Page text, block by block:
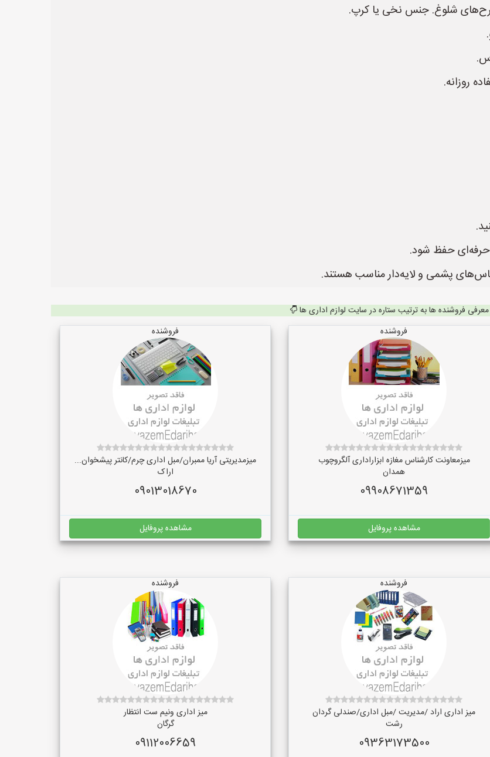
شلوغ. جنس نخی یا کرپ.
روزانه.
حرفه‌ای حفظ شود.
پشمی و لایه‌دار مناسب هستند.
معرفی فروشنده ها به ترتیب ستاره در سایت لوازم اداری ها
فروشنده
میزمعاونت کارشناس مغازه ابزاراداری آلگروچوب
همدان
09908671359
مشاهده پروفایل
فروشنده
میزمدیریتی آریا ممبران/مبل اداری چرم/کانتر پیشخوان...
اراک
09013018670
مشاهده پروفایل
فروشنده
میز اداری اراد /مدیریت /مبل اداری/صندلی گردان
رشت
09363173500
فروشنده
میز اداری ونیم ست انتظار
گرگان
09112006659